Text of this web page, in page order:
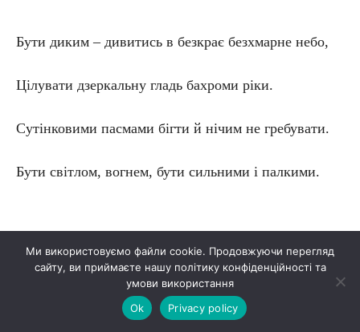
Бути диким – дивитись в безкрає безхмарне небо,
Цілувати дзеркальну гладь бахроми ріки.
Сутінковими пасмами бігти й нічим не гребувати.
Бути світлом, вогнем, бути сильними і палкими.
Коли пси наближаються – очі у них іскряться.
Їхня шерсть буревіями зметена у кожухи.
Ми використовуємо файли cookie. Продовжуючи перегляд
сайту, ви приймаєте нашу політику конфіденційності та
умови використання
Ok
Privacy policy